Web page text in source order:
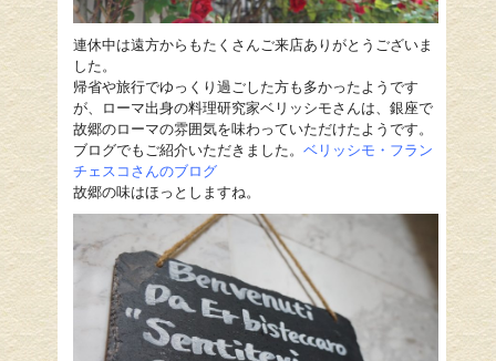
連休中は遠方からもたくさんご来店ありがとうございま
した。
帰省や旅行でゆっくり過ごした方も多かったようです
が、ローマ出身の料理研究家ベリッシモさんは、銀座で
故郷のローマの雰囲気を味わっていただけたようです。
ブログでもご紹介いただきました。ベリッシモ・ フラン
チェスコ さんのブログ
故郷の味はほっとしますね。